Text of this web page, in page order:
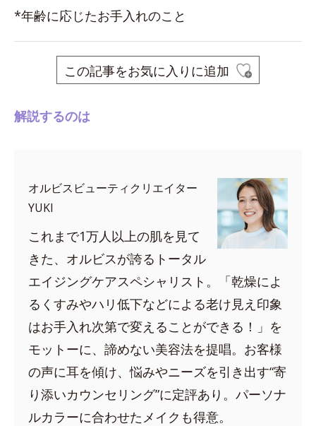
*年齢に応じたお手入れのこと
この記事をお気に入りに追加
解説するのは
オルビスビューティクリエイター
YUKI
これまで1万人以上の肌を見て
きた、オルビスが誇るトータル
エイジングケアスペシャリスト。「乾燥によ
るくすみやハリ低下などによる老け見え印象
はお手入れ次第で変えることができる！」を
モットーに、諦めない美容法を提唱。お客様
の声に耳を傾け、悩みやニーズを引き出す“寄
り添いカウンセリング”に定評あり。パーソナ
ルカラーに合わせたメイクも得意。